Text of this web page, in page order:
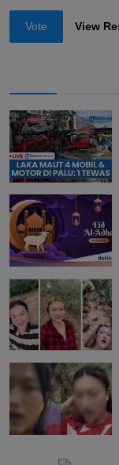
Vote View